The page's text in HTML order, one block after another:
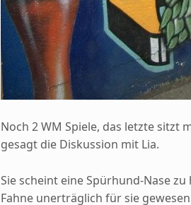
Noch 2 WM Spiele, das letzte sitzt
gesagt die Diskussion mit Lia.
Sie scheint eine Spürhund-Nase
Fahne unerträglich für sie